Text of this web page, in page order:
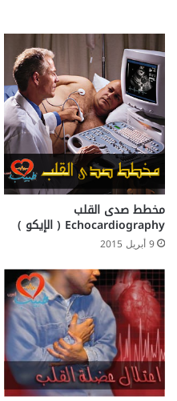
مخطط صدى القلب
Echocardiography ( الإيكو )
9 أبريل 2015